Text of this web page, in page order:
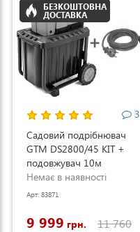
БЕЗКОШТОВНА
ДОСТАВКА
3
Садовий подрібнювач
GTM DS2800/45 KIT +
подовжувач 10м
(DS2800/45_KIT+ext.cord)
Немає в наявності
Арт: 83871
9 999 грн. 11 760